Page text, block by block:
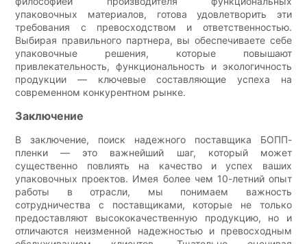
упаковочных материалов, готова удовлетворить эти
требования с превосходством и ответственностью.
Выбирая правильного партнера, вы обеспечиваете себе
упаковочные решения, которые повышают
привлекательность, функциональность и экологичность
продукции — ключевые составляющие успеха на
современном конкурентном рынке.
Заключение
В заключение, поиск надежного поставщика БОПП-
пленки — это важнейший шаг, который может
существенно повлиять на качество и успех ваших
упаковочных проектов. Имея более чем 10-летний опыт
работы в отрасли, мы понимаем важность
сотрудничества с поставщиками, которые не только
предоставляют высококачественную продукцию, но и
отличаются неизменной надежностью и превосходным